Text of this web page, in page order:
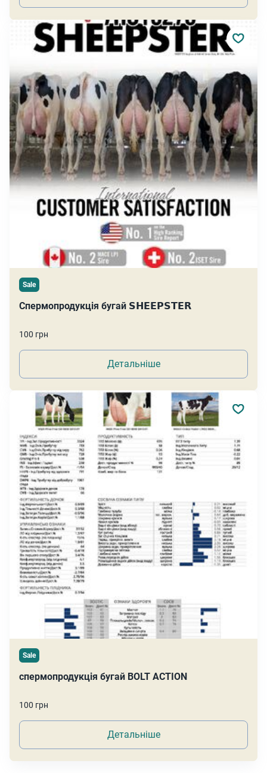
Sale
Спермопродукція бугай 𝗦𝗛𝗘𝗘𝗣𝗦𝗧𝗘𝗥
100 грн
Детальніше
Sale
спермопродукція бугай BOLT ACTION
100 грн
Детальніше